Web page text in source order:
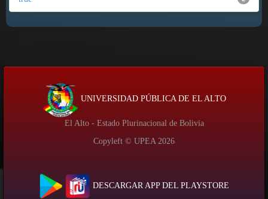
UNIVERSIDAD PÚBLICA DE EL ALTO
El Alto - Estado Plurinacional de Bolivia
Copyleft © UPEA 2026
DESCARGAR APP DEL PLAYSTORE